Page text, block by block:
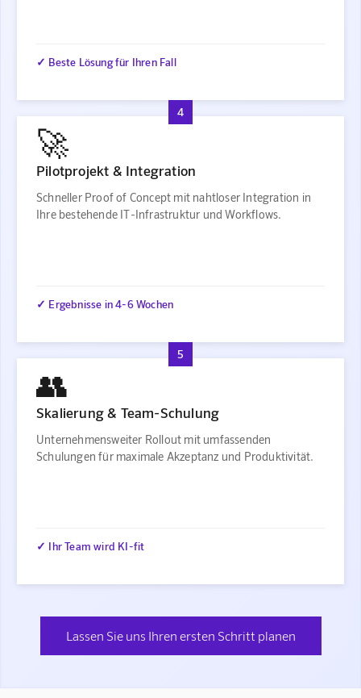
✓ Beste Lösung für Ihren Fall
4
🚀
Pilotprojekt & Integration
Schneller Proof of Concept mit nahtloser Integration in
Ihre bestehende IT-Infrastruktur und Workflows.
✓ Ergebnisse in 4-6 Wochen
5
👥
Skalierung & Team-Schulung
Unternehmensweiter Rollout mit umfassenden
Schulungen für maximale Akzeptanz und Produktivität.
✓ Ihr Team wird KI-fit
Lassen Sie uns Ihren ersten Schritt planen